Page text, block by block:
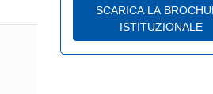
SCARICA LA
ISTITUZIONALE